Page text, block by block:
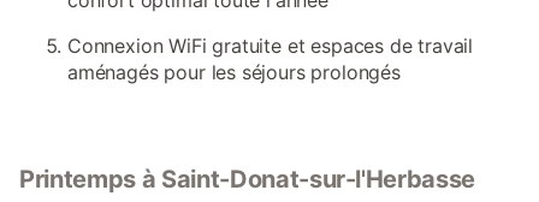
Connexion WiFi gratuite et espaces de travail
aménagés pour les séjours prolongés
Printemps à Saint-Donat-sur-l'Herbasse